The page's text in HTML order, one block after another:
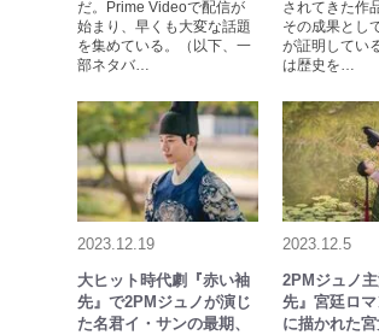
だ。Prime Videoで配信が
始まり、早くも大変な話題
を集めている。（以下、一
部ネタバ…
されてきた作
その成果とし
が証明してい
は歴史を…
2023.12.19
大ヒット時代劇『赤い袖
先』で2PMジュノが演じ
た名君イ・サンの最期、
2023.12.5
2PMジュノ
先』宮廷ロ
に描かれた